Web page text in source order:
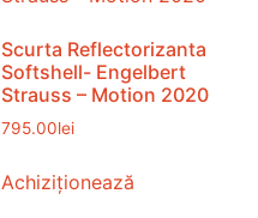
Scurta Reflectorizanta
Softshell- Engelbert
Strauss – Motion 2020
795.00lei
Achiziționează